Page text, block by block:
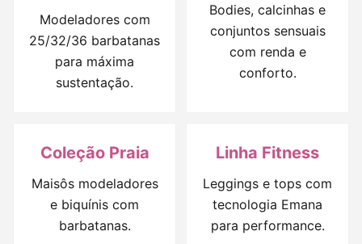
Modeladores com
25/32/36 barbatanas
para máxima
sustentação.
Bodies, calcinhas e
conjuntos sensuais
com renda e
conforto.
Coleção Praia
Maisôs modeladores
e biquínis com
barbatanas.
Linha Fitness
Leggings e tops com
tecnologia Emana
para performance.